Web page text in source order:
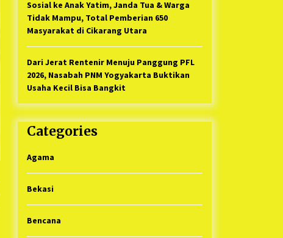
Sosial ke Anak Yatim, Janda Tua & Warga
Tidak Mampu, Total Pemberian 650
Masyarakat di Cikarang Utara
Dari Jerat Rentenir Menuju Panggung PFL
2026, Nasabah PNM Yogyakarta Buktikan
Usaha Kecil Bisa Bangkit
Categories
Agama
Bekasi
Bencana